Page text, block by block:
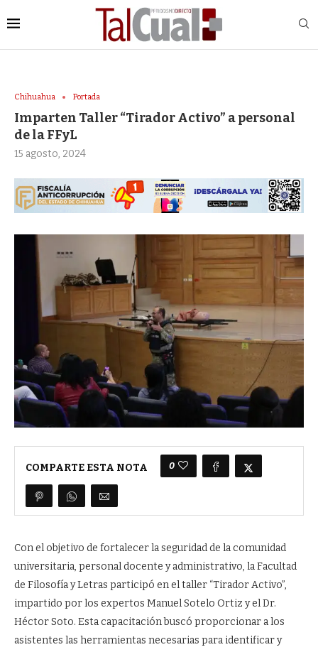
Chihuahua Portada
Imparten Taller “Tirador Activo” a personal
de la FFyL
15 agosto, 2024
COMPARTE ESTA NOTA 0
Con el objetivo de fortalecer la seguridad de la comunidad
universitaria, personal docente y administrativo, la Facultad
de Filosofía y Letras participó en el taller “Tirador Activo”,
impartido por los expertos Manuel Sotelo Ortiz y el Dr.
Héctor Soto. Esta capacitación buscó proporcionar a los
asistentes las herramientas necesarias para identificar y